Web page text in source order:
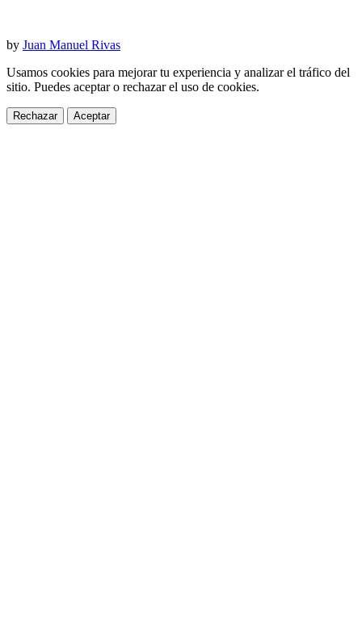
by Juan Manuel Rivas
Usamos cookies para mejorar tu experiencia y analizar el tráfico del
sitio. Puedes aceptar o rechazar el uso de cookies.
Rechazar Aceptar